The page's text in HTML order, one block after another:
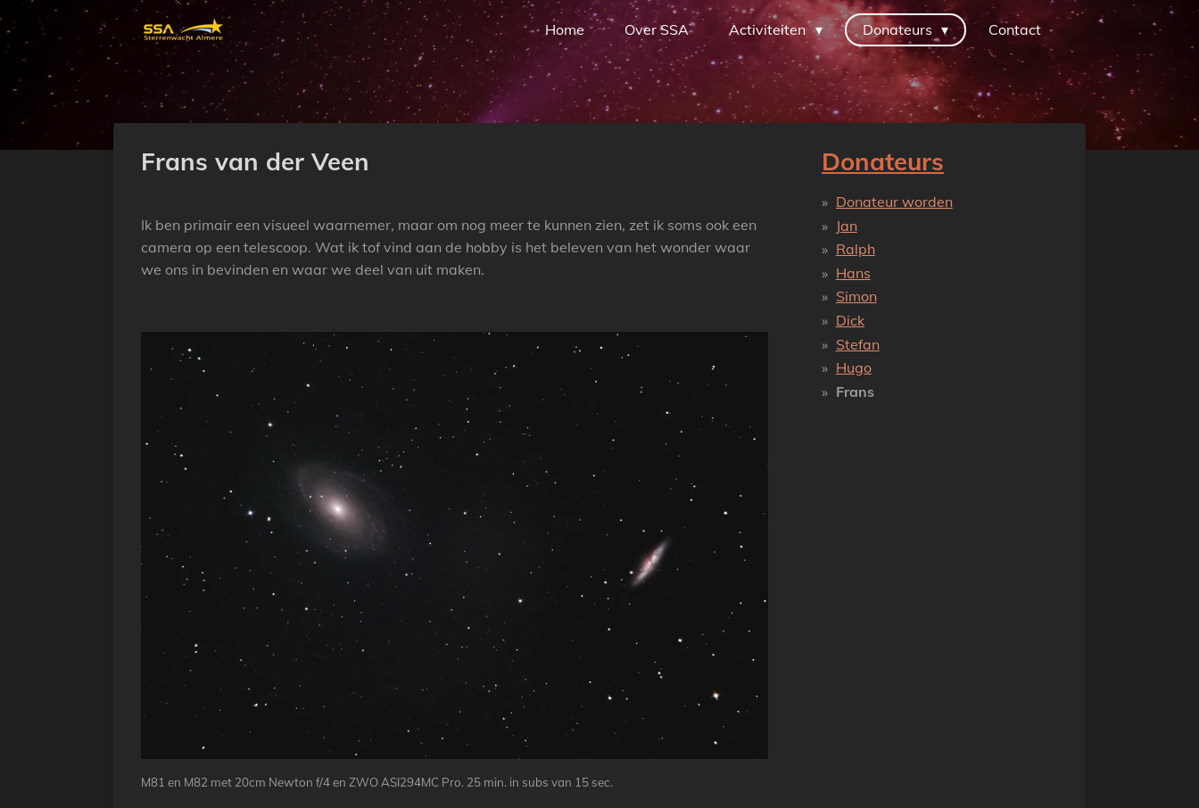
Ga
direct
naar
de
hoofdinhoud
Home Over SSA Activiteiten Donateurs Contact
Frans van der Veen
Ik ben primair een visueel waarnemer, maar om nog meer te kunnen zien, zet ik soms ook een
camera op een telescoop. Wat ik tof vind aan de hobby is het beleven van het wonder waar
we ons in bevinden en waar we deel van uit maken.
M81 en M82 met 20cm Newton f/4 en ZWO ASI294MC Pro. 25 min. in subs van 15 sec.
Donateurs
Donateur worden
Jan
Ralph
Hans
Simon
Dick
Stefan
Hugo
Frans